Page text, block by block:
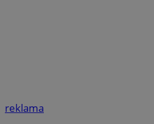
reklama